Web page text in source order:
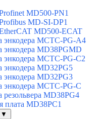
MD500-PN1
MD-SI-DP1
MD500-ECAT
энкодера MCTC-PG-A4
энкодера MD38PGMD
энкодера MCTC-PG-C2
энкодера MD32PG5
энкодера MD32PG3
энкодера MCTC-PG-C
резольвера MD38PG4
плата MD38PC1
▼